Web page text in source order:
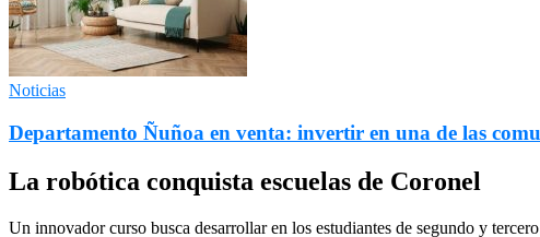
Noticias
Departamento Ñuñoa en venta: invertir en una de las
La robótica conquista escuelas de Coronel
Un innovador curso busca desarrollar en los estudiantes de segundo y